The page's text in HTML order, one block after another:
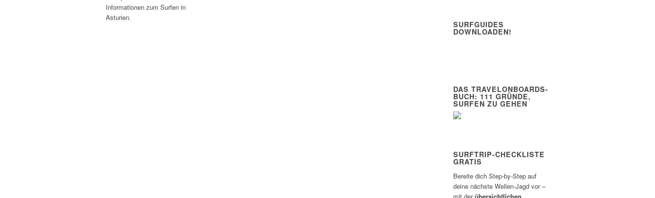
Informationen zum Surfen in
Asturien.
SURFGUIDES
DOWNLOADEN!
DAS TRAVELONBOARDS-
BUCH: 111 GRÜNDE,
SURFEN ZU GEHEN
SURFTRIP-CHECKLISTE
GRATIS
Bereite dich Step-by-Step auf
deine nächste Wellen-Jagd vor –